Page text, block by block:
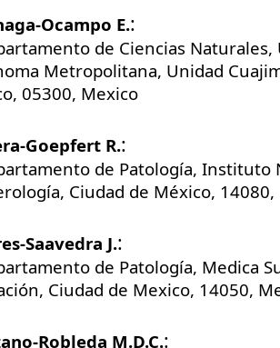
Ocampo E.:
de Ciencias Naturales,
Metropolitana, Unidad
05300, Mexico
Goepfert R.:
de Patología, Instituto
Ciudad de México,
Saavedra J.:
de Patología, Medica
Ciudad de Mexico, 14050,
Robleda M.D.C.: